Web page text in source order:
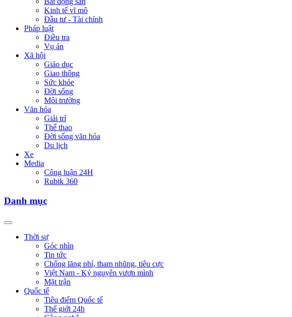
Kinh tế vĩ mô
Đầu tư - Tài chính
Pháp luật
Điều tra
Vụ án
Xã hội
Giáo dục
Giao thông
Sức khỏe
Đời sống
Môi trường
Văn hóa
Giải trí
Thể thao
Đời sống văn hóa
Du lịch
Xe
Media
Công luận 24H
Rubik 360
Danh mục
Thời sự
Góc nhìn
Tin tức
Chống lãng phí, tham nhũng, tiêu cực
Việt Nam - Kỷ nguyên vươn mình
Mặt trận
Quốc tế
Tiêu điểm Quốc tế
Thế giới 24h